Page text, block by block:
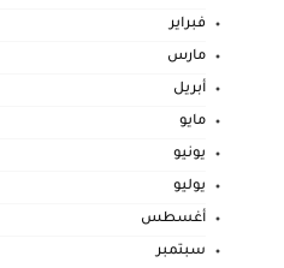
فبراير
مارس
أبريل
مايو
يونيو
يوليو
أغسطس
سبتمبر